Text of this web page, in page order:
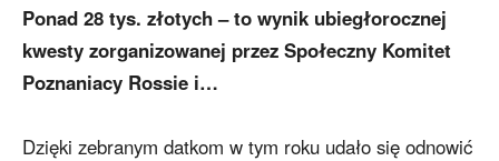
Ponad 28 tys. złotych – to wynik ubiegłorocznej
kwesty zorganizowanej przez Społeczny Komitet
Poznaniacy Rossie i…
Dzięki zebranym datkom w tym roku udało się odnowić